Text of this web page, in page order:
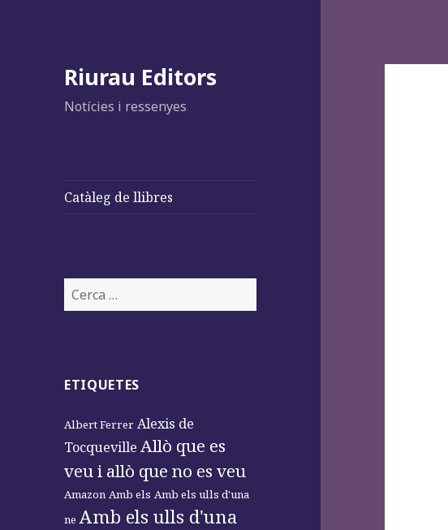
Riurau Editors
Notícies i ressenyes
Catàleg de llibres
Cerca:
ETIQUETES
Albert Ferrer Alexis de
Tocqueville Allò que es
veu i allò que no es veu
Amazon Amb els Amb els ulls d'una
ne Amb els ulls d'una